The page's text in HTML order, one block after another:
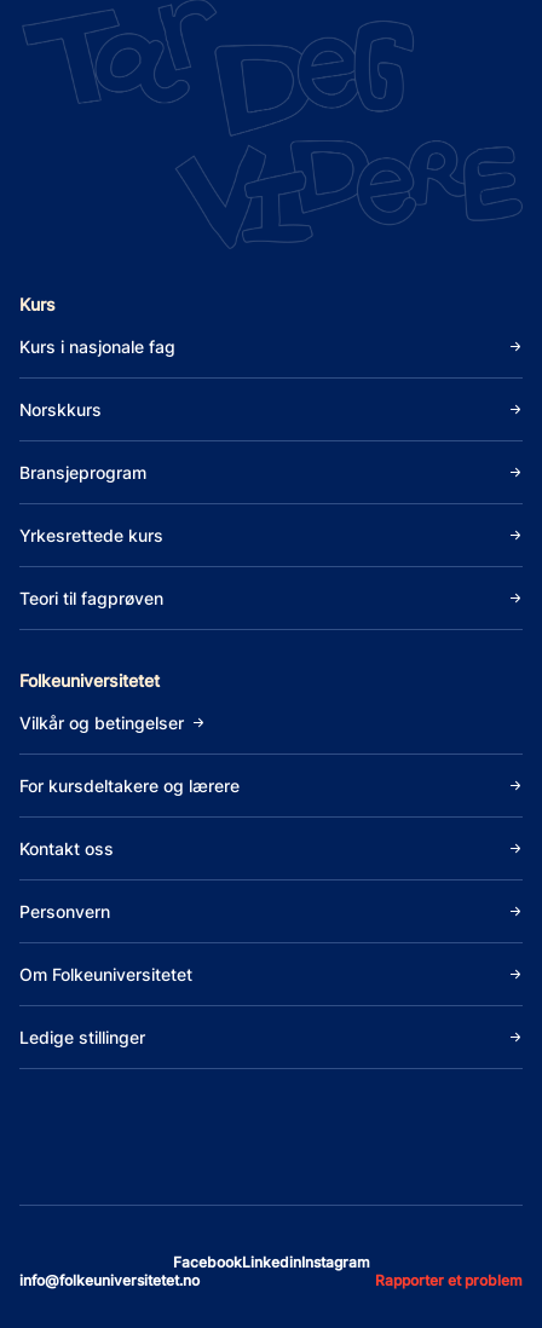
Kurs
Kurs i nasjonale fag
Norskkurs
Bransjeprogram
Yrkesrettede kurs
Teori til fagprøven
Folkeuniversitetet
Vilkår og betingelser
For kursdeltakere og lærere
Kontakt oss
Personvern
Om Folkeuniversitetet
Ledige stillinger
FacebookLinkedinInstagram
info@folkeuniversitetet.no
Rapporter et problem